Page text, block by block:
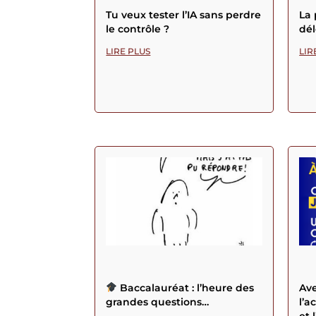
Tu veux tester l’IA sans perdre
le contrôle ?
LIRE PLUS
La
Baccalauréat : l’heure des
grandes questions…